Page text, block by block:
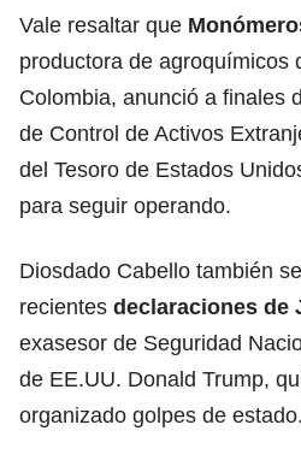
Vale resaltar que
productora de agroquímicos
Colombia, anunció a finales
de Control de Activos
del Tesoro de Estados
para seguir operando.
Diosdado Cabello también
recientes declaraciones de
exasesor de Seguridad
de EE.UU. Donald Trump,
organizado golpes de estado.